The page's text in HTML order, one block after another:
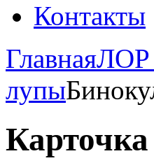
Контакты
ГлавнаяЛОР
лупы
Карточка